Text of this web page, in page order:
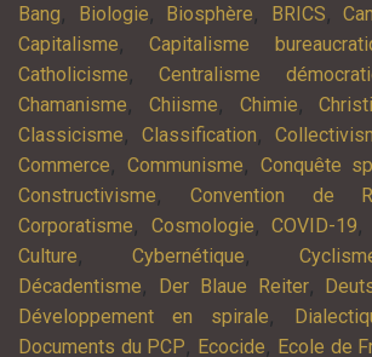
Bang, Biologie, Biosphère, BRICS,
Capitalisme,Capitalisme
Catholicisme,Centralisme
Chamanisme, Chiisme, Chimie,
Classicisme, Classification,
Commerce, Communisme, Conquête
Constructivisme, Convention de
Corporatisme, Cosmologie, COVID-19,
Culture, Cybernétique,
Décadentisme, Der Blaue Reiter,
Développement en spirale,
Documents du PCP, Ecocide, Ecole de